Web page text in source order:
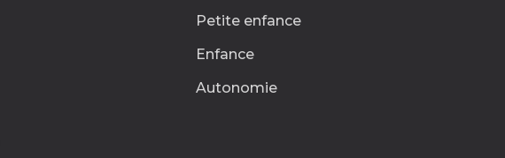
Petite enfance
Enfance
Autonomie